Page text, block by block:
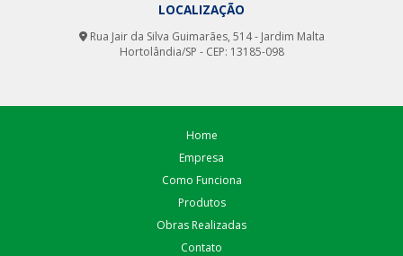
LOCALIZAÇÃO
Rua Jair da Silva Guimarães, 514 - Jardim Malta
Hortolândia/SP - CEP: 13185-098
Home
Empresa
Como Funciona
Produtos
Obras Realizadas
Contato